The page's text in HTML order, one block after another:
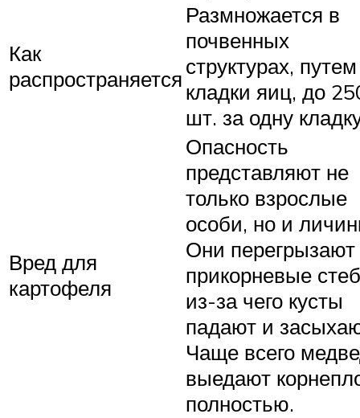
Как
распространяется
Размножается в
почвенных
структурах, путем
кладки яиц, до
шт. за одну
Вред для
картофеля
Опасность
представляют не
только взрослые
особи, но и
Они перегрызают
прикорневые
из-за чего кусты
падают и
Чаще всего
выедают
полностью.